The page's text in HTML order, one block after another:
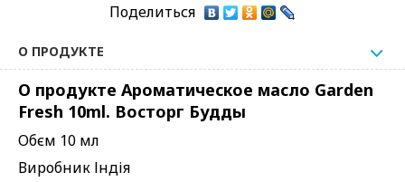
Поделиться
О ПРОДУКТЕ
О продукте Ароматическое масло Garden
Fresh 10ml. Восторг Будды
Обєм 10 мл
Виробник Індія